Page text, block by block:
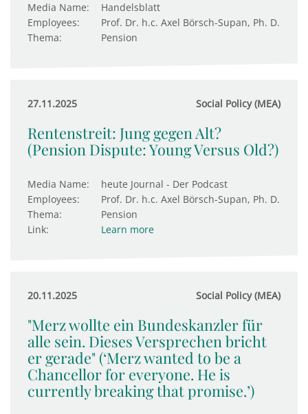
Media Name:
Handelsblatt
Employees:
Prof. Dr. h.c. Axel Börsch-Supan, Ph. D.
Thema:
Pension
27.11.2025 Social Policy (MEA)
Rentenstreit: Jung gegen Alt?
(Pension Dispute: Young Versus Old?)
Media Name:
heute Journal - Der Podcast
Employees:
Prof. Dr. h.c. Axel Börsch-Supan, Ph. D.
Thema:
Pension
Link:
Learn more
20.11.2025 Social Policy (MEA)
"Merz wollte ein Bundeskanzler für
alle sein. Dieses Versprechen bricht
er gerade" (‘Merz wanted to be a
Chancellor for everyone. He is
currently breaking that promise.’)